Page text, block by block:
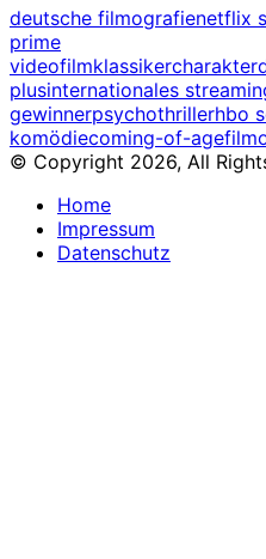
deutsche filmografienetflix
prime
videofilmklassiker
plusinternationales
gewinnerpsychothrillerhbo
komödiecoming-of-age
© Copyright 2026, All
Home
Impressum
Datenschutz